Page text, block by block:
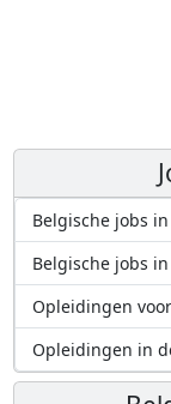
Belgische jobs
Belgische jobs
Opleidingen
Opleidingen in